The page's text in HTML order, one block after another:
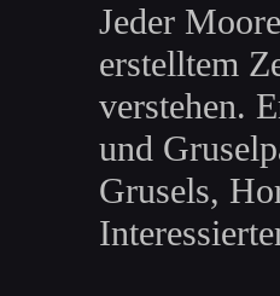
Jeder
erstelltem
verstehen.
und
Grusels,